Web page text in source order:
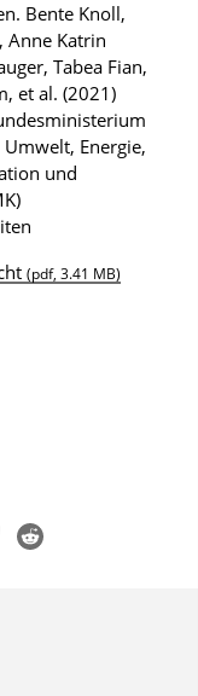
Bente Knoll,
Anne Katrin
Tabea Fian,
et al. (2021)
Energie,
und
(pdf, 3.41 MB)
reddit